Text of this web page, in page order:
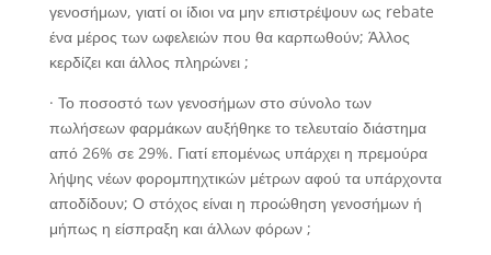
γενοσήμων, γιατί οι ίδιοι να μην επιστρέψουν ως rebate
ένα μέρος των ωφελειών που θα καρπωθούν; Άλλος
κερδίζει και άλλος πληρώνει ;
· Το ποσοστό των γενοσήμων στο σύνολο των
πωλήσεων φαρμάκων αυξήθηκε το τελευταίο διάστημα
από 26% σε 29%. Γιατί επομένως υπάρχει η πρεμούρα
λήψης νέων φορομπηχτικών μέτρων αφού τα υπάρχοντα
αποδίδουν; Ο στόχος είναι η προώθηση γενοσήμων ή
μήπως η είσπραξη και άλλων φόρων ;